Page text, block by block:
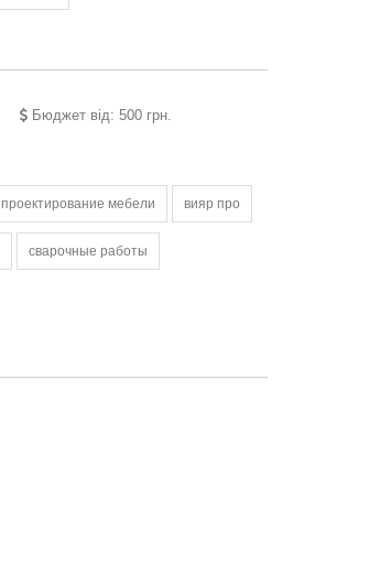
Бюджет від: 500 грн.
проектирование мебели вияр про
сварочные работы